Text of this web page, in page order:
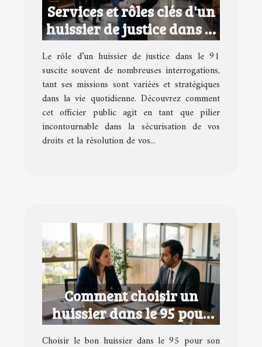
Services et rôles clés d'un
huissier de justice dans le
91
Le rôle d’un huissier de justice dans le 91
suscite souvent de nombreuses interrogations,
tant ses missions sont variées et stratégiques
dans la vie quotidienne. Découvrez comment
cet officier public agit en tant que pilier
incontournable dans la sécurisation de vos
droits et la résolution de vos...
Comment choisir un
huissier dans le 95 pour
votre entreprise ?
Choisir le bon huissier dans le 95 pour son